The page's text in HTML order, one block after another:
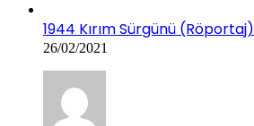
1944 Kırım Sürgünü (Röportaj)
26/02/2021